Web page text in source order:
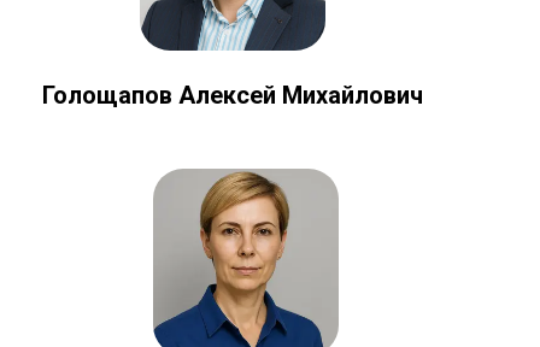
Голощапов Алексей Михайлович